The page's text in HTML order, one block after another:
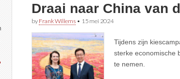
Draai naar China van
by Frank Willems • 15 mei 2024
Tijdens zijn
sterke economische
te nemen.